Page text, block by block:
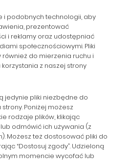
i podobnych technologii, aby
prezentować
i reklamy oraz udostępniać
społecznościowymi. Pliki
do mierzenia ruchu i
z naszej strony
jedynie pliki niezbędne do
Poniżej możesz
rodzaje plików, klikając
lub odmówić ich używania (z
Możesz też dostosować pliki do
“Dostosuj zgody”. Udzieloną
momencie wycofać lub